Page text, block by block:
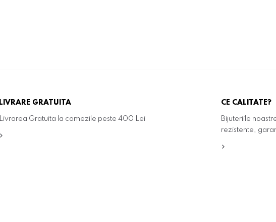
LIVRARE GRATUITA
Livrarea Gratuita la comezile peste 400 Lei
CE CALITATE?
Bijuteriile
rezistente,